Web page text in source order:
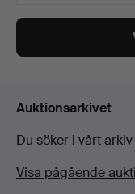
Auktionsarkivet
Du söker i vårt
Visa pågående